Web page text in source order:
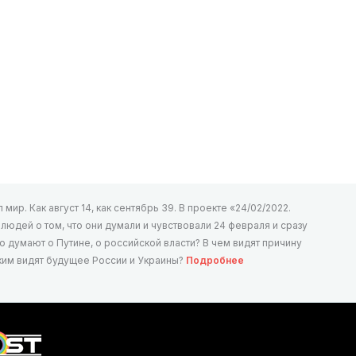
Как август 14, как сентябрь 39. В проекте «24/02/2022.
о том, что они думали и чувствовали 24 февраля и сразу
думают о Путине, о российской власти? В чем видят причину
видят будущее России и Украины? Подробнее